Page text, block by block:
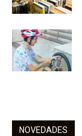
NOVEDADES